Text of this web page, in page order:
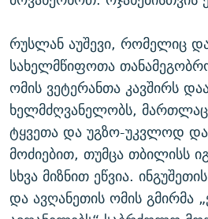
რუსლან აუშევი, რომელიც
სახელმწიფოთა
ომის ვეტერანთა კავშირს
ხელმძღვანელობს,
ტყვეთა და უგზო-უკვლოდ
მოძიებით, თუმცა თბილისს
სხვა მიზნით ეწვია.
და ავღანეთის ომის გმირმა